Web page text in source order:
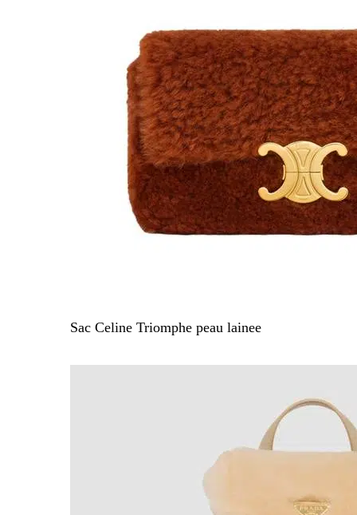
Sac Celine Triomphe peau lainee